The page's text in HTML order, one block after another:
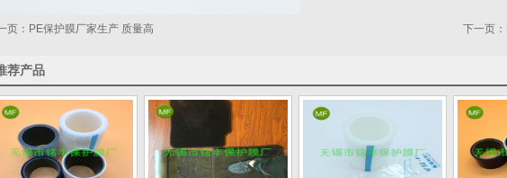
下一页：
页： PE保护膜厂家生产 质量高
荐产品